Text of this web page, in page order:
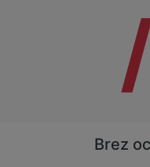
Brez